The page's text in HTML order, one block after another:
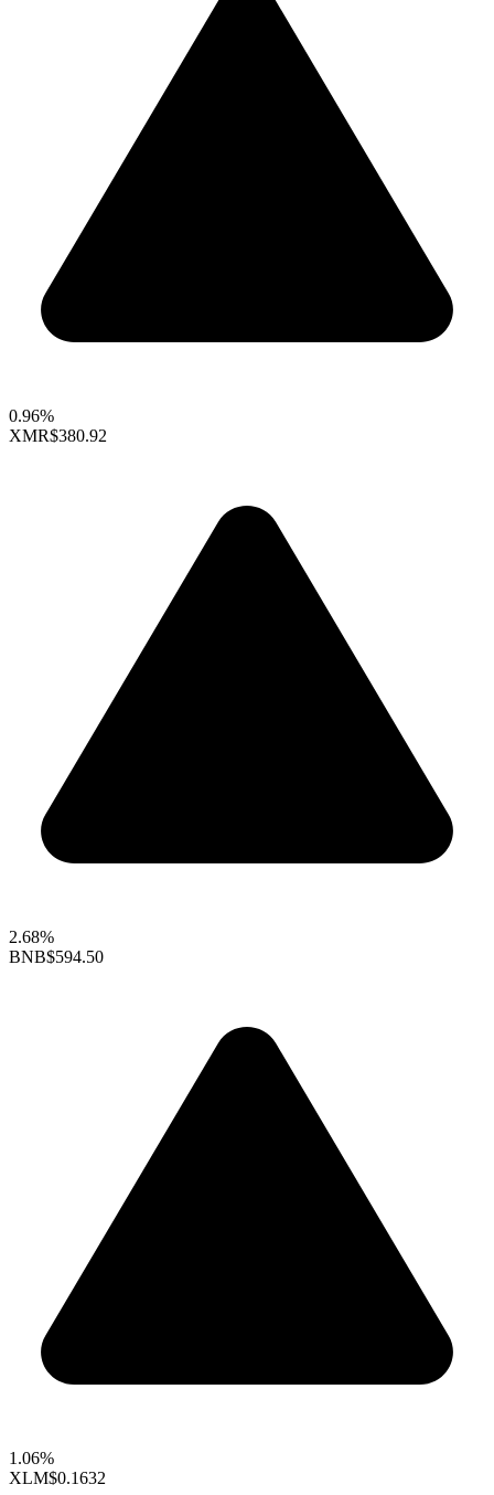
0.96%
XMR$380.92
2.68%
BNB$594.50
1.06%
XLM$0.1632